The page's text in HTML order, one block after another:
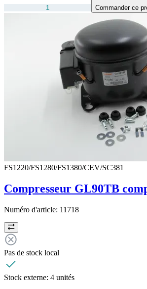
Commander ce
FS1220/FS1280/FS1380/CEV/SC381
Compresseur GL90TB
Numéro d'article: 11718
Pas de stock local
Stock externe: 4 unités